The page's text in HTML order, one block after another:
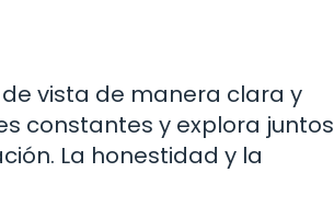
vista de manera clara y
constantes y explora juntos
La honestidad y la